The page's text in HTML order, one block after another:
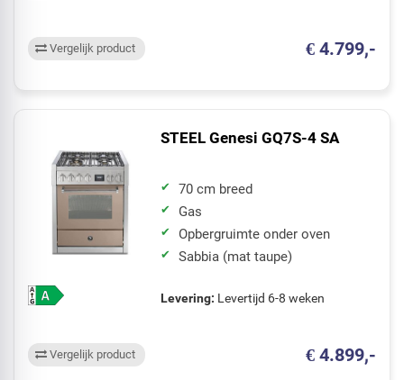
€ 4.799,-
Vergelijk product
STEEL Genesi GQ7S-4 SA
70 cm breed
Gas
Opbergruimte onder oven
Sabbia (mat taupe)
Levering: Levertijd 6-8 weken
€ 4.899,-
Vergelijk product